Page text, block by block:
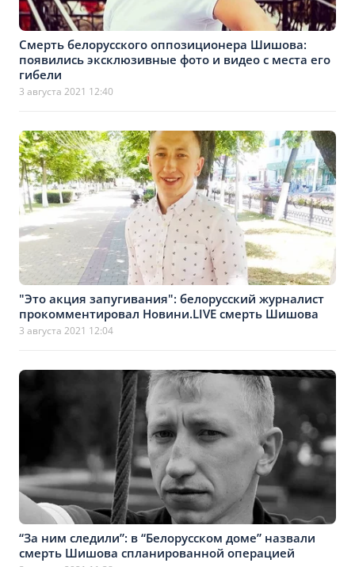
Смерть белорусского оппозиционера Шишова:
появились эксклюзивные фото и видео с места его
гибели
3 августа 2021 12:40
"Это акция запугивания": белорусский журналист
прокомментировал Новини.LIVЕ смерть Шишова
3 августа 2021 12:04
“За ним следили”: в “Белорусском доме” назвали
смерть Шишова спланированной операцией